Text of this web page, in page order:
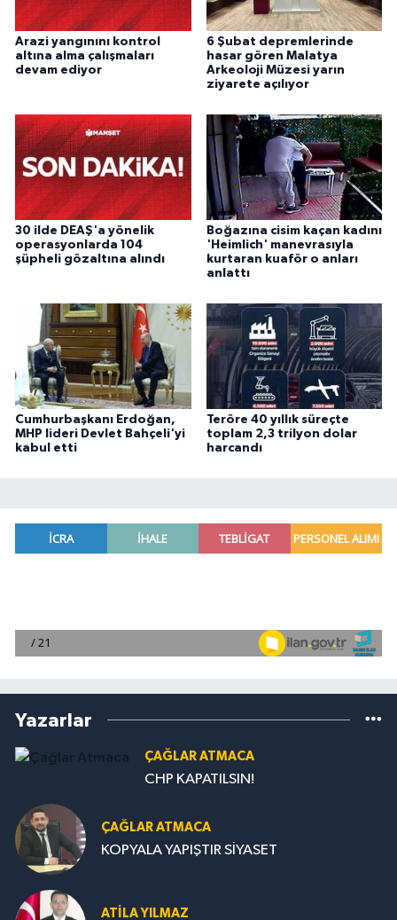
Arazi yangınını kontrol
altına alma çalışmaları
devam ediyor
6 Şubat depremlerinde
hasar gören Malatya
Arkeoloji Müzesi yarın
ziyarete açılıyor
30 ilde DEAŞ'a yönelik
operasyonlarda 104
şüpheli gözaltına alındı
Boğazına cisim kaçan kadını
'Heimlich' manevrasıyla
kurtaran kuaför o anları
anlattı
Cumhurbaşkanı Erdoğan,
MHP lideri Devlet Bahçeli'yi
kabul etti
Teröre 40 yıllık süreçte
toplam 2,3 trilyon dolar
harcandı
Yazarlar
ÇAĞLAR ATMACA
CHP KAPATILSIN!
ÇAĞLAR ATMACA
KOPYALA YAPIŞTIR SİYASET
ATILA YILMAZ